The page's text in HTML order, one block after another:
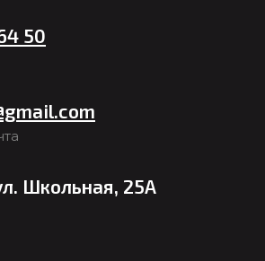
50
Школьная, 25А